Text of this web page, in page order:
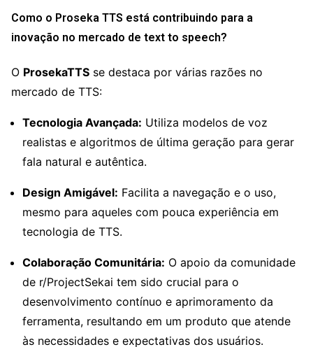
Como o Proseka TTS está contribuindo para a
inovação no mercado de text to speech?
O ProsekaTTS se destaca por várias razões no
mercado de TTS:
Tecnologia Avançada: Utiliza modelos de voz
realistas e algoritmos de última geração para gerar
fala natural e autêntica.
Design Amigável: Facilita a navegação e o uso,
mesmo para aqueles com pouca experiência em
tecnologia de TTS.
Colaboração Comunitária: O apoio da comunidade
de r/ProjectSekai tem sido crucial para o
desenvolvimento contínuo e aprimoramento da
ferramenta, resultando em um produto que atende
às necessidades e expectativas dos usuários.